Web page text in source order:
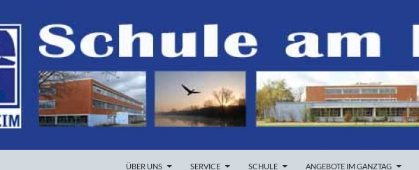
ÜBER UNS
SERVICE SCHULE ANGEBOTE IM GANZTAG